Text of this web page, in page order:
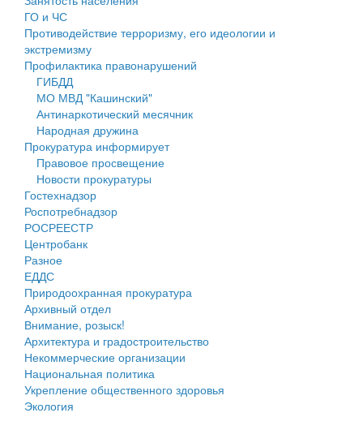
Оценка регулирующего воздействия
Деятельность МУ
Нормативы градостроительного проектирования
Правила землепользования и застройки
Генеральные планы
Проекты планировки территории
Собрание депутатов
Городское поселение
Сельские поселения
ГО и ЧС
Противодействие терроризму, его идеологии и
экстремизму
Профилактика правонарушений
ГИБДД
МО МВД "Кашинский"
Антинаркотический месячник
Народная дружина
Прокуратура информирует
Правовое просвещение
Новости прокуратуры
Гостехнадзор
Роспотребнадзор
РОСРЕЕСТР
Центробанк
Разное
ЕДДС
Природоохранная прокуратура
Архивный отдел
Внимание, розыск!
Архитектура и градостроительство
Некоммерческие организации
Национальная политика
Укрепление общественного здоровья
Экология